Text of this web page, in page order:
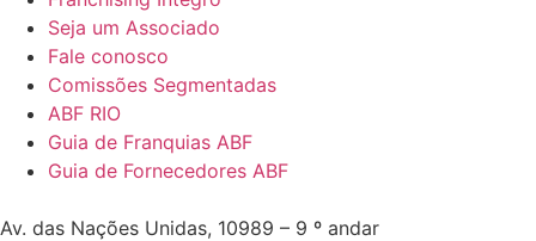
Seja um Associado
Fale conosco
Comissões Segmentadas
ABF RIO
Guia de Franquias ABF
Guia de Fornecedores ABF
Av. das Nações Unidas, 10989 – 9 º andar